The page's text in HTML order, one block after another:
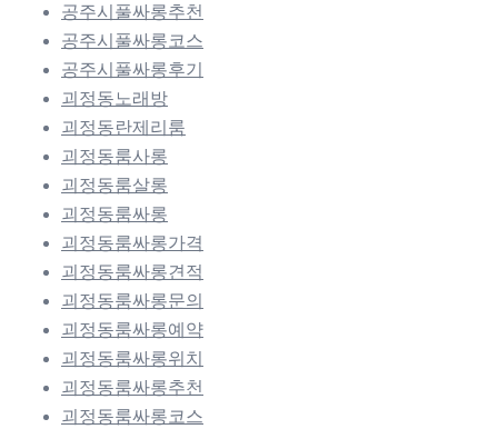
공주시풀싸롱추천
공주시풀싸롱코스
공주시풀싸롱후기
괴정동노래방
괴정동란제리룸
괴정동룸사롱
괴정동룸살롱
괴정동룸싸롱
괴정동룸싸롱가격
괴정동룸싸롱견적
괴정동룸싸롱문의
괴정동룸싸롱예약
괴정동룸싸롱위치
괴정동룸싸롱추천
괴정동룸싸롱코스